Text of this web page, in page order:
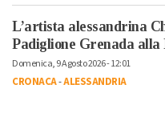
L’artista alessandrina
Padiglione Grenada alla
Domenica, 9 Agosto 2026 - 12:01
CRONACA-ALESSANDRIA